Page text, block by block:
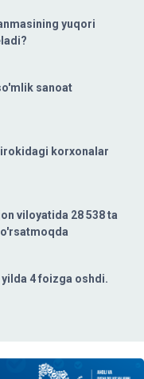
yuqori
sanoat
korxonalar
viloyatida 28 538 ta
4 foizga oshdi.